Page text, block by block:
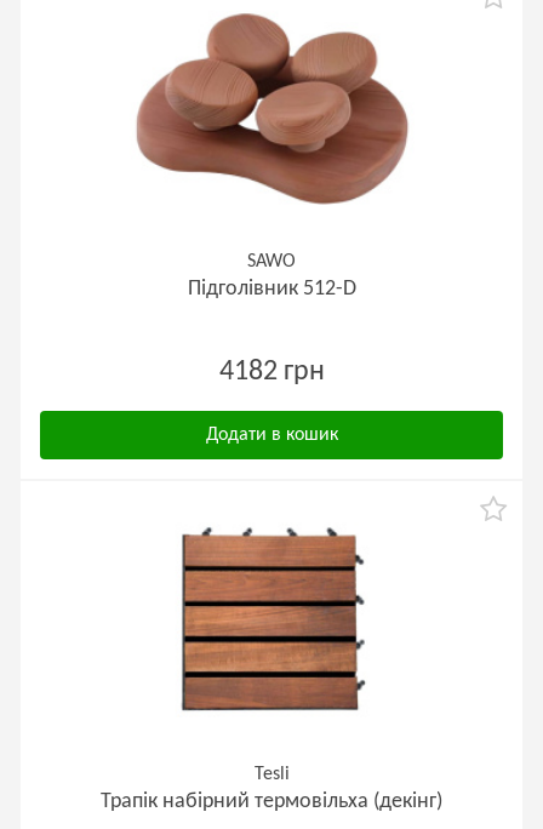
SAWO
Підголівник 512-D
4182 грн
Додати в кошик
Tesli
Трапік набірний термовільха (декінг)